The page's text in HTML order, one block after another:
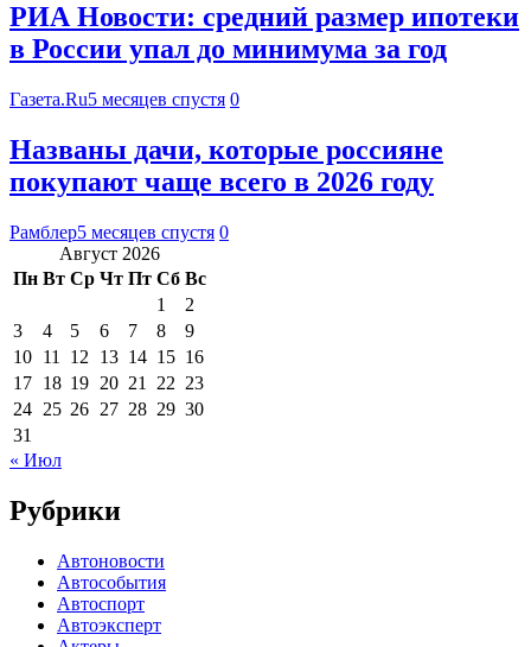
РИА Новости: средний размер ипотеки
в России упал до минимума за год
Газета.Ru5 месяцев спустя 0
Названы дачи, которые россияне
покупают чаще всего в 2026 году
Рамблер5 месяцев спустя 0
Август 2026
Пн Вт Ср Чт Пт Сб Вс
1
2
3
4 5 6 7 8
9
10 11 12 13 14 15 16
17 18 19 20 21 22 23
24 25 26 27 28 29 30
31
« Июл
Рубрики
Автоновости
Автособытия
Автоспорт
Автоэксперт